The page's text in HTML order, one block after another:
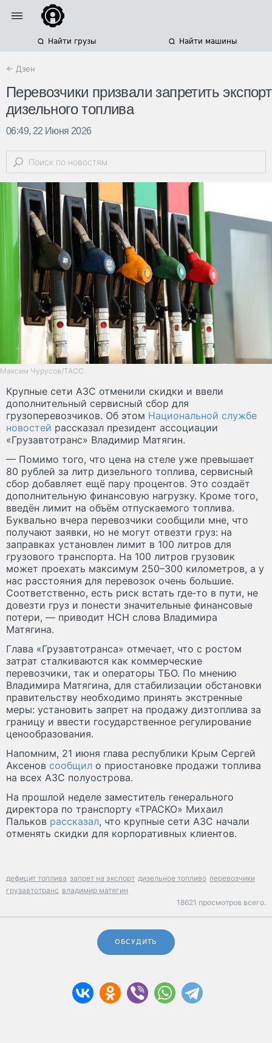
Найти грузы Найти машины
← Дзен
Перевозчики призвали запретить экспорт
дизельного топлива
06:49, 22 Июня 2026
Максим Чурусов/ТАСС
Крупные сети АЗС отменили скидки и ввели
дополнительный сервисный сбор для
грузоперевозчиков. Об этом Национальной службе
новостей рассказал президент ассоциации
«Грузавтотранс» Владимир Матягин.
— Помимо того, что цена на стеле уже превышает
80 рублей за литр дизельного топлива, сервисный
сбор добавляет ещё пару процентов. Это создаёт
дополнительную финансовую нагрузку. Кроме того,
введён лимит на объём отпускаемого топлива.
Буквально вчера перевозчики сообщили мне, что
получают заявки, но не могут отвезти груз: на
заправках установлен лимит в 100 литров для
грузового транспорта. На 100 литров грузовик
может проехать максимум 250–300 километров, а у
нас расстояния для перевозок очень большие.
Соответственно, есть риск встать где‑то в пути, не
довезти груз и понести значительные финансовые
потери, — приводит НСН слова Владимира
Матягина.
Глава «Грузавтотранса» отмечает, что с ростом
затрат сталкиваются как коммерческие
перевозчики, так и операторы ТБО. По мнению
Владимира Матягина, для стабилизации обстановки
правительству необходимо принять экстренные
меры: установить запрет на продажу дизтоплива за
границу и ввести государственное регулирование
ценообразования.
Напомним, 21 июня глава республики Крым Сергей
Аксенов сообщил о приостановке продажи топлива
на всех АЗС полуострова.
На прошлой неделе заместитель генерального
директора по транспорту «ТРАСКО» Михаил
Пальков рассказал, что крупные сети АЗС начали
отменять скидки для корпоративных клиентов.
дефицит топлива запрет на экспорт дизельное топливо перевозчики
грузавтотранс владимир матягин
18621 просмотров всего.
ОБСУДИТЬ